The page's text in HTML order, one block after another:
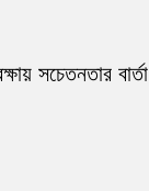
সচেতনতার বার্তা